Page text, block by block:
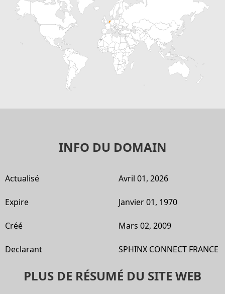
INFO DU DOMAIN
Actualisé Avril 01, 2026
Expire Janvier 01, 1970
Créé Mars 02, 2009
Declarant SPHINX CONNECT FRANCE
PLUS DE RÉSUMÉ DU SITE WEB